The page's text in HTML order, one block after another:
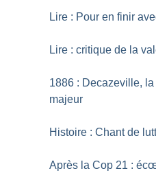
Lire : Pour en finir
Lire : critique de la
1886 : Decazeville,
majeur
Histoire : Chant de
Après la Cop 21 :